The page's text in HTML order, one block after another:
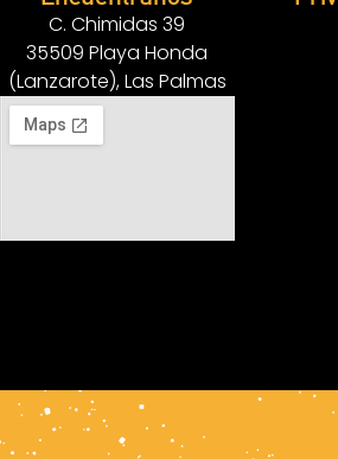
C. Chimidas 39
35509 Playa Honda
(Lanzarote), Las Palmas